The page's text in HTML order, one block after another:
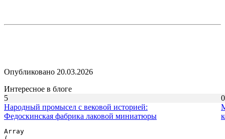
Опубликовано 20.03.2026
Интересное в блоге
5
Народный промысел с вековой историей:
Федоскинская фабрика лаковой миниатюры
0
Array